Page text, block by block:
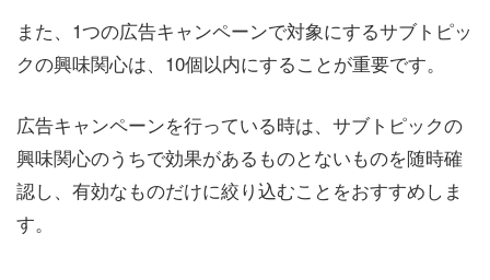
また、1つの広告キャンペーンで対象にするサブトピッ
クの興味関心は、10個以内にすることが重要です。
広告キャンペーンを行っている時は、サブトピックの
興味関心のうちで効果があるものとないものを随時確
認し、有効なものだけに絞り込むことをおすすめしま
す。